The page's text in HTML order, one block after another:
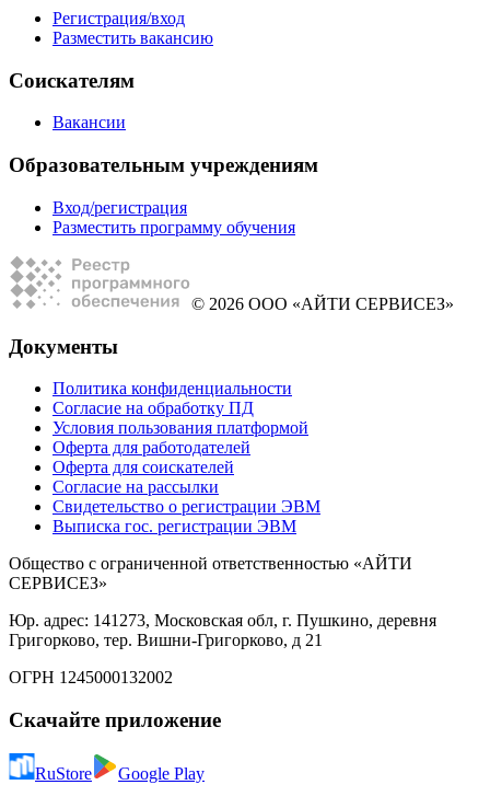
Регистрация/вход
Разместить вакансию
Соискателям
Вакансии
Образовательным учреждениям
Вход/регистрация
Разместить программу обучения
© 2026 ООО «АЙТИ СЕРВИСЕЗ»
Документы
Политика конфиденциальности
Согласие на обработку ПД
Условия пользования платформой
Оферта для работодателей
Оферта для соискателей
Согласие на рассылки
Свидетельство о регистрации ЭВМ
Выписка гос. регистрации ЭВМ
Общество с ограниченной ответственностью «АЙТИ
СЕРВИСЕЗ»
Юр. адрес: 141273, Московская обл, г. Пушкино, деревня
Григорково, тер. Вишни-Григорково, д 21
ОГРН 1245000132002
Скачайте приложение
RuStore Google Play